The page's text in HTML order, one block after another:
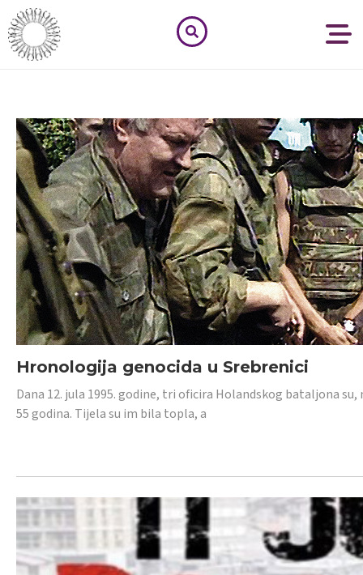
Hronologija genocida u Srebrenici
Dana 12. jula 1995. godine, tri oficira Holandskog bataljona
55 godina. Tijela su im bila topla, a